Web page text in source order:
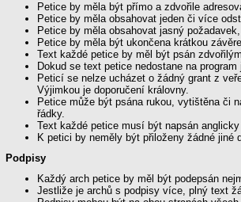
Petice by měla být přímo a zdvořile
Petice by měla obsahovat jeden či více
Petice by měla obsahovat jasný
Petice by měla být ukončena krátkou
Text každé petice by měl být psán
Dokud se text petice nedostane na
Peticí se nelze ucházet o žádný grant z
Výjimkou je doporučení královny.
Petice může být psána rukou, vytištěna či
řádky.
Text každé petice musí být napsán
K petici by neměly být přiloženy žádné jiné
Podpisy
Každý arch petice by měl být podepsán
Jestliže je archů s podpisy více, plný text